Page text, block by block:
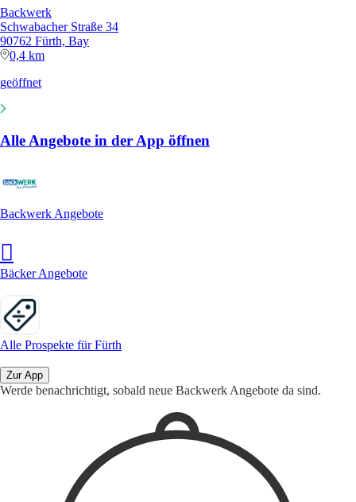
Backwerk
Schwabacher Straße 34
90762 Fürth, Bay
0,4 km
geöffnet
Alle Angebote in der App öffnen
Backwerk Angebote
Bäcker Angebote
Alle Prospekte für Fürth
Zur App
Werde benachrichtigt, sobald neue Backwerk Angebote da sind.